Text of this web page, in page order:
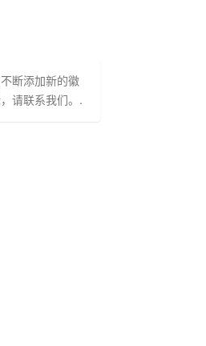
断添加新的徽
请联系我们。.